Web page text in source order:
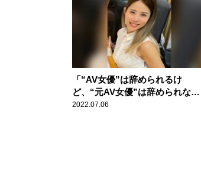
「“AV女優”は辞められるけ
ど、“元AV女優”は辞められな
い」芥川賞候補・鈴木涼美が経験
2022.07.06